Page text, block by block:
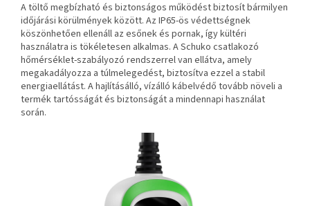
A töltő megbízható és biztonságos működést biztosít bármilyen
időjárási körülmények között. Az IP65-ös védettségnek
köszönhetően ellenáll az esőnek és pornak, így kültéri
használatra is tökéletesen alkalmas. A Schuko csatlakozó
hőmérséklet-szabályozó rendszerrel van ellátva, amely
megakadályozza a túlmelegedést, biztosítva ezzel a stabil
energiaellátást. A hajlításálló, vízálló kábelvédő tovább növeli a
termék tartósságát és biztonságát a mindennapi használat
során.